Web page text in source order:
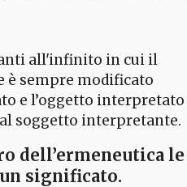
all'infinito in cui il
sempre modificato
e l’oggetto interpretato
soggetto interpretante.
dell’ermeneutica le
significato.